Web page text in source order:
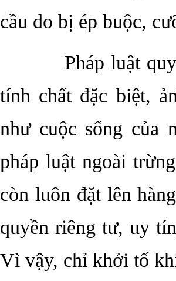
cầu do bị ép buộc,
Pháp luật quy
tính chất đặc biệt,
như cuộc sống của
pháp luật ngoài
còn luôn đặt lên
quyền riêng tư, uy
Vì vậy, chỉ khởi tố